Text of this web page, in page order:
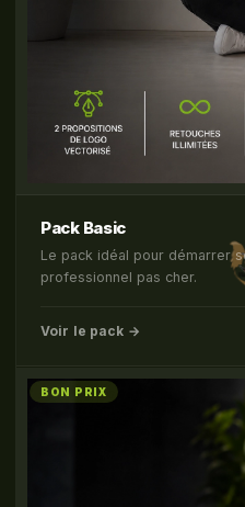
Pack Basic
Le pack idéal pour démarrer
professionnel pas cher.
Voir le pack →
BON PRIX